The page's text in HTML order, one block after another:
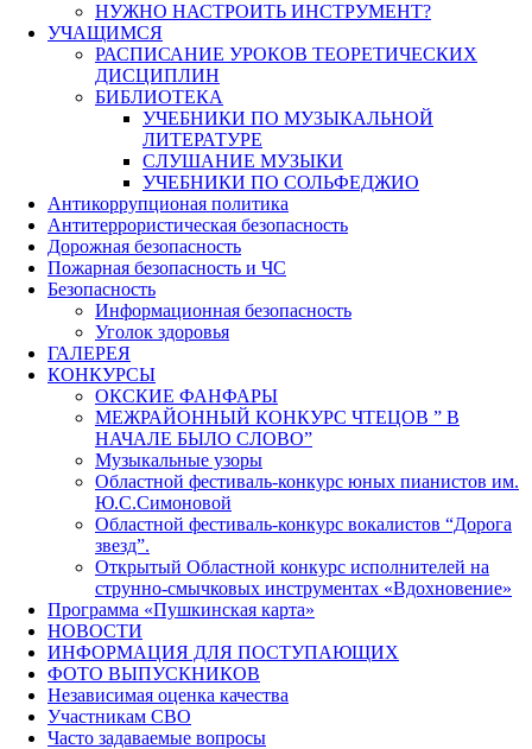
НУЖНО НАСТРОИТЬ ИНСТРУМЕНТ?
УЧАЩИМСЯ
РАСПИСАНИЕ УРОКОВ ТЕОРЕТИЧЕСКИХ
ДИСЦИПЛИН
БИБЛИОТЕКА
УЧЕБНИКИ ПО МУЗЫКАЛЬНОЙ
ЛИТЕРАТУРЕ
СЛУШАНИЕ МУЗЫКИ
УЧЕБНИКИ ПО СОЛЬФЕДЖИО
Антикоррупционая политика
Антитеррористическая безопасность
Дорожная безопасность
Пожарная безопасность и ЧС
Безопасность
Информационная безопасность
Уголок здоровья
ГАЛЕРЕЯ
КОНКУРСЫ
ОКСКИЕ ФАНФАРЫ
МЕЖРАЙОННЫЙ КОНКУРС ЧТЕЦОВ ” В
НАЧАЛЕ БЫЛО СЛОВО”
Музыкальные узоры
Областной фестиваль-конкурс юных пианистов им.
Ю.С.Симоновой
Областной фестиваль-конкурс вокалистов “Дорога
звезд”.
Открытый Областной конкурс исполнителей на
струнно-смычковых инструментах «Вдохновение»
Программа «Пушкинская карта»
НОВОСТИ
ИНФОРМАЦИЯ ДЛЯ ПОСТУПАЮЩИХ
ФОТО ВЫПУСКНИКОВ
Независимая оценка качества
Участникам СВО
Часто задаваемые вопросы